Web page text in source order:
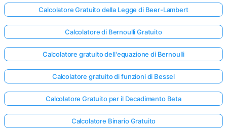
Calcolatore Gratuito della Legge di Beer-Lambert
Calcolatore di Bernoulli Gratuito
Calcolatore gratuito dell'equazione di Bernoulli
Calcolatore gratuito di funzioni di Bessel
Calcolatore Gratuito per il Decadimento Beta
Calcolatore Binario Gratuito